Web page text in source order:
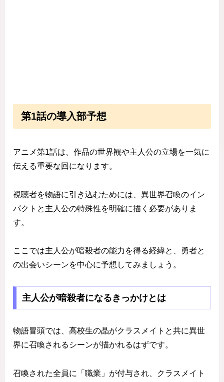
第1話の導入部予想
アニメ第1話は、作品の世界観や主人公の立場を一気に
伝える重要な回になります。
視聴者を物語に引き込むためには、異世界召喚のイン
パクトと主人公の特殊性を明確に描く必要がありま
す。
ここでは主人公が暗殺者の能力を得る経緯と、勇者と
の出会いシーンを中心に予想してみましょう。
主人公が暗殺者になるきっかけとは
物語冒頭では、高校生の晶がクラスメイトと共に異世
界に召喚されるシーンが描かれるはずです。
召喚された全員に「職業」が付与され、クラスメイト